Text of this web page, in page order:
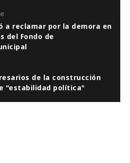
a reclamar por la demora en
del Fondo de
de la construcción
"estabilidad política"